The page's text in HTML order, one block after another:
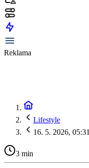
Reklama
Lifestyle
16. 5. 2026, 05:31
3 min